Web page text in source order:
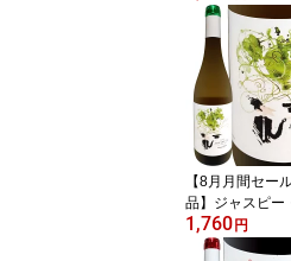
ュルド・ブラ
ランス 750ml 辛
成 8か月 オーク
ルナッシュ・ブ
サンヌ シュナン
ット グルナッシ
ブレンド ナチュ
ン ピュア 黄金
ランス
【8月月間セー
品】ジャスピー
2023 スペイン
750ml ミディア
1,760円